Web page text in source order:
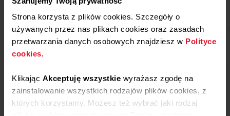
Strona korzysta z plików cookies. Szczegóły o
używanych przez nas plikach cookies oraz zasadach
przetwarzania danych osobowych znajdziesz w Polityce
cookies.
Klikając Akceptuję wszystkie wyrażasz zgodę na
zainstalowanie wszystkich rodzajów plików cookies, z
których korzystamy. Możesz też wybrać jaki rodzaj
Ciasta i desery Danie mięsne Ryby Danie wege